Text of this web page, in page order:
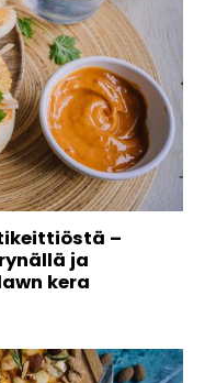
–
ja
kera